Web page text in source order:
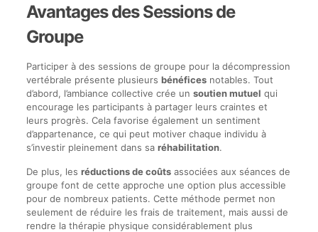
Avantages des Sessions de
Groupe
Participer à des sessions de groupe pour la décompression
vertébrale présente plusieurs bénéficesnotables. Tout
d’abord, l’ambiance collective crée un soutien mutuel qui
encourage les participants à partager leurs craintes et
leurs progrès. Cela favorise également un sentiment
d’appartenance, ce qui peut motiver chaque individu à
s’investir pleinement dans sa réhabilitation.
De plus, les réductions de coûtsassociées aux séances de
groupe font de cette approche une option plus accessible
pour de nombreux patients. Cette méthode permet non
seulement de réduire les frais de traitement, mais aussi de
rendre la thérapie physique considérablement plus